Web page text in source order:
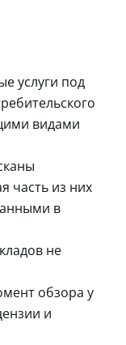
услуги под
видами
часть из них
в
не
обзора у
и